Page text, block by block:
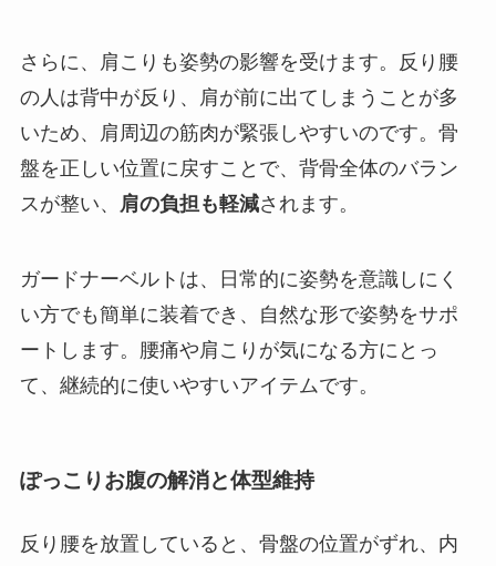
さらに、肩こりも姿勢の影響を受けます。反り腰
の人は背中が反り、肩が前に出てしまうことが多
いため、肩周辺の筋肉が緊張しやすいのです。骨
盤を正しい位置に戻すことで、背骨全体のバラン
スが整い、 肩の負担も軽減されます。
ガードナーベルトは、日常的に姿勢を意識しにく
い方でも簡単に装着でき、自然な形で姿勢をサポ
ートします。腰痛や肩こりが気になる方にとっ
て、継続的に使いやすいアイテムです。
ぽっこりお腹の解消と体型維持
反り腰を放置していると、骨盤の位置がずれ、内